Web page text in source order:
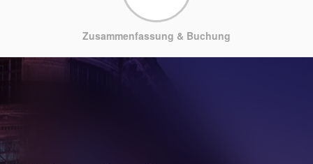
Zusammenfassung & Buchung